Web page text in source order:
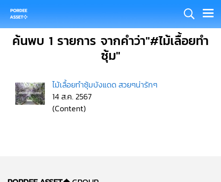
ค้นพบ 1 รายการ จากคำว่า"#ไม้เลื้อยทำ
ซุ้ม"
ไม้เลื้อยทำซุ้มบังแดด สวยๆน่ารักๆ
14 ส.ค. 2567
(Content)